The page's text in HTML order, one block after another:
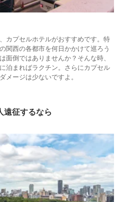
カプセルホテルがおすすめです。特
関西の各都市を何日かかけて巡ろう
面倒ではありませんか？そんな時、
泊まればラクチン。さらにカプセル
メージは少ないですよ。
遠征するなら